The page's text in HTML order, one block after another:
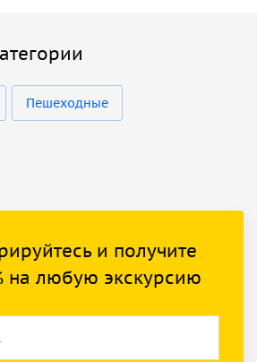
Пешеходные
и получите
на любую экскурсию